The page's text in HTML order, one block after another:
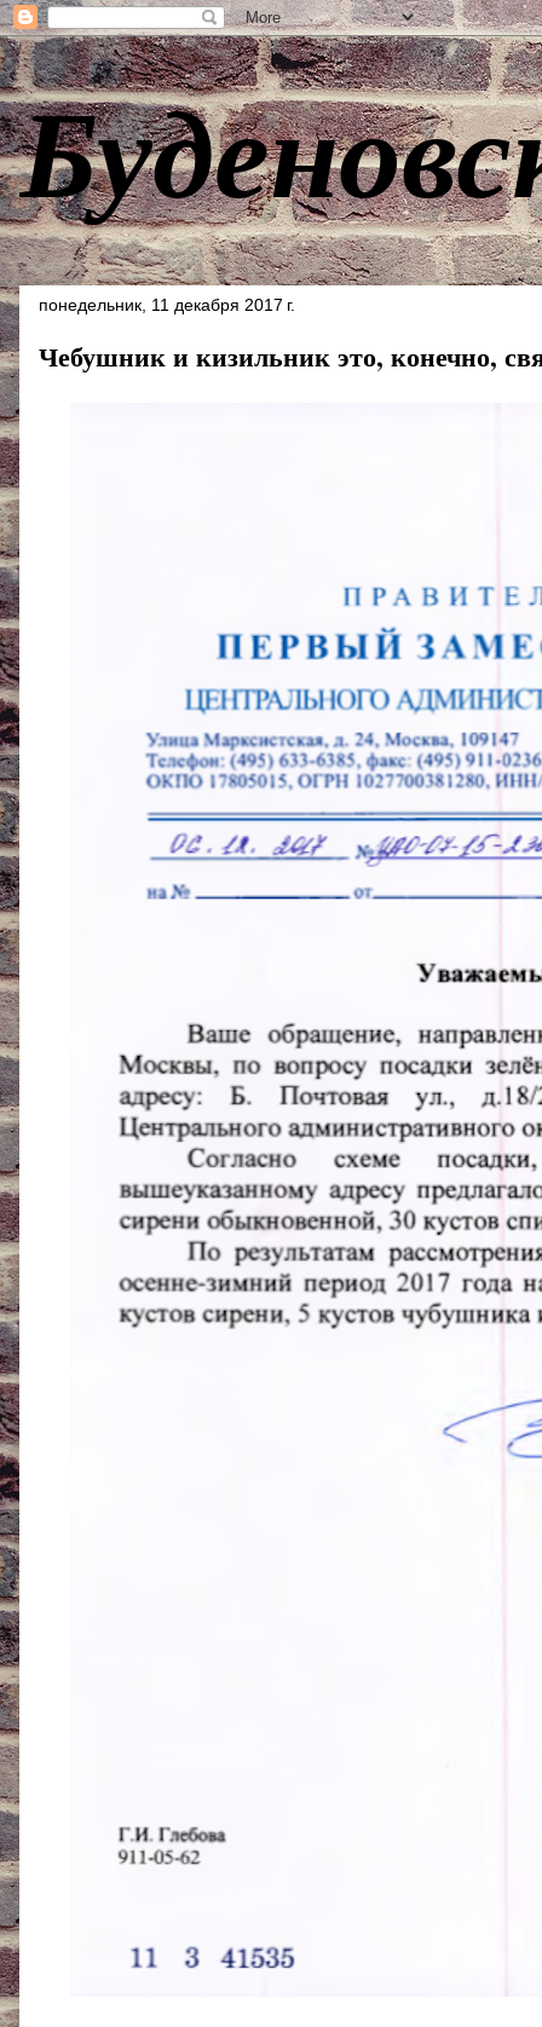
понедельник, 11 декабря 2017 г.
Чебушник и кизильник это, конечно,